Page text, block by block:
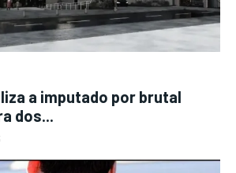
a imputado por brutal
dos...